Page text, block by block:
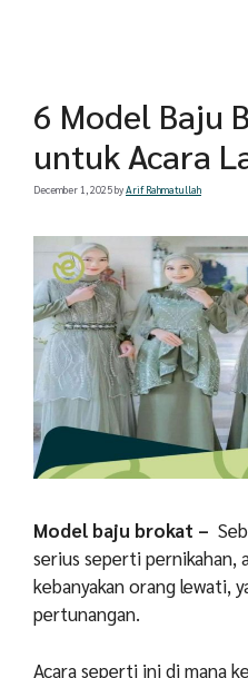
6 Model Baju
untuk Acara
December 1, 2025byArif Rahmatullah
Model baju brokat –
serius seperti pernikahan,
kebanyakan orang lewati,
pertunangan.
Acara seperti ini di mana